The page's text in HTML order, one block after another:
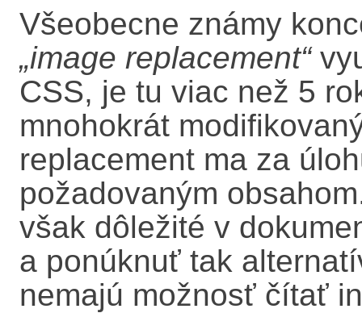
Všeobecne známy
„image replacement“
CSS, je tu viac než 5
mnohokrát
replacement ma za
požadovaným
však dôležité v
a ponúknuť tak
nemajú možnosť čítať